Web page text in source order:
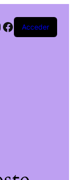
Acceder